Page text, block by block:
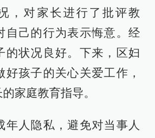
，对家长进行了批评教
自己的行为表示悔意。经
的状况良好。下来，区妇
好孩子的关心关爱工作，
家庭教育指导。
年人隐私，避免对当事人